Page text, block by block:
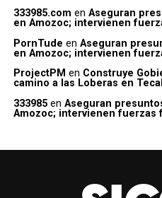
333985.com en Aseguran
en Amozoc; intervienen
PornTude en Aseguran
en Amozoc; intervienen
ProjectPM en Construye
camino a las Loberas en
333985en Aseguran
Amozoc; intervienen fuerzas